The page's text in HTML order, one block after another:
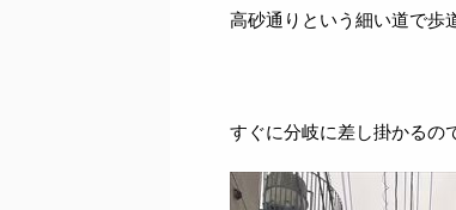
高砂通りという細い道で歩
すぐに分岐に差し掛かるの